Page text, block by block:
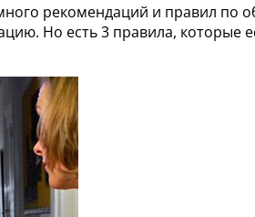
рекомендаций и правил по
Но есть 3 правила, которые